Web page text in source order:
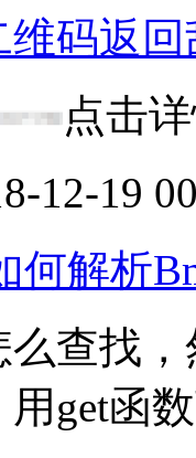
码返
点击
12-19
何解析
查找
get函